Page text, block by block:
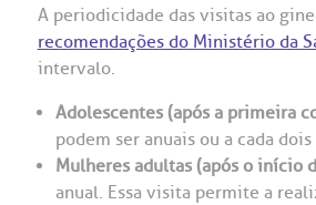
A periodicidade das visitas ao
recomendações do Ministério da
intervalo.
Adolescentes (após a primeira
podem ser anuais ou a cada
Mulheres adultas (após o início
anual. Essa visita permite a